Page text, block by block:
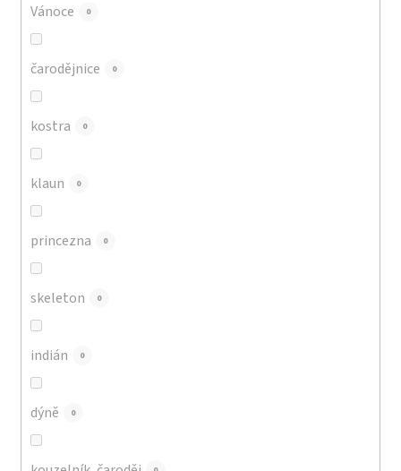
Vánoce 0
čarodějnice 0
kostra 0
klaun 0
princezna 0
skeleton 0
indián 0
dýně 0